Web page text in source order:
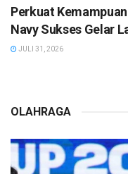
Perkuat
Navy Sukses Gelar
JULI 31, 2026
OLAHRAGA